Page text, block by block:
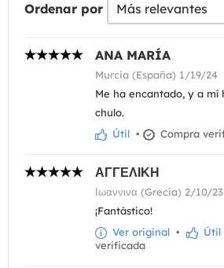
Ordenar por
ANA MARÍA
Murcia (España) 1/19/24
Me ha encantado, y a mí
chulo.
Útil • Compra
ΑΓΓΕΛΙΚΗ
Ιωαννινα (Grecia) 2/10/23
¡Fantástico!
Ver original • Útil
verificada